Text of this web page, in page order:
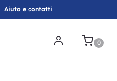
Aiuto e contatti
0